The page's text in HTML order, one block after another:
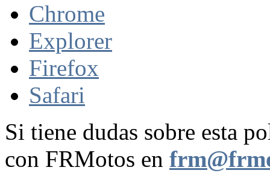
Chrome
Explorer
Firefox
Safari
Si tiene dudas sobre esta
con FRMotos en